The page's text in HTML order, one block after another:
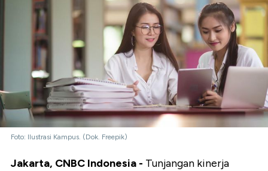
Foto: Ilustrasi Kampus. (Dok. Freepik)
Jakarta, CNBC Indonesia - Tunjangan kinerja